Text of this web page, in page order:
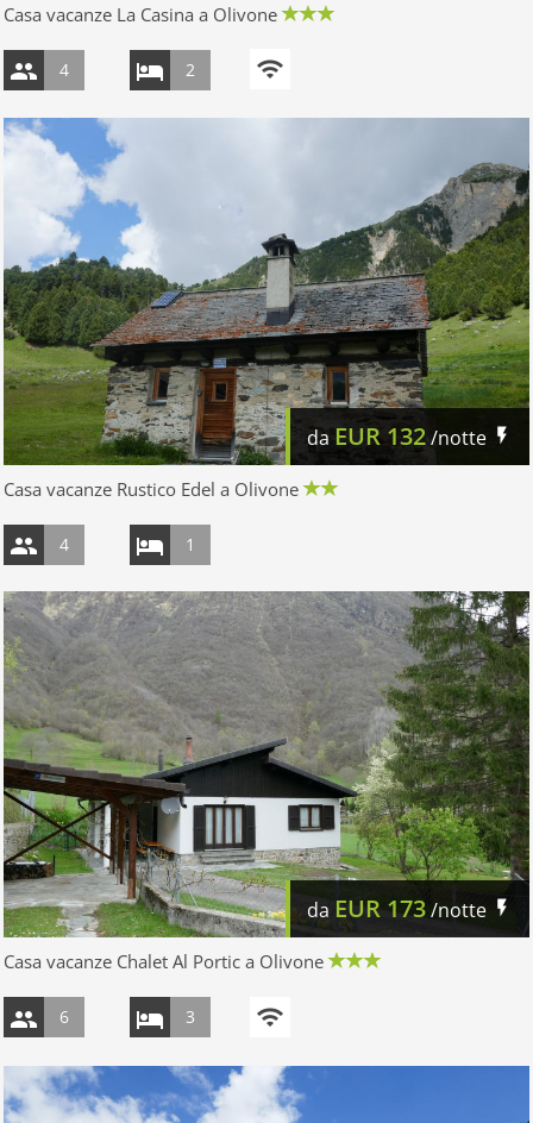
Casa vacanze La Casina a Olivone
4 2
da EUR 132/notte
Casa vacanze Rustico Edel a Olivone
4 1
da EUR173/notte
Casa vacanze Chalet Al Portic a Olivone
6 3